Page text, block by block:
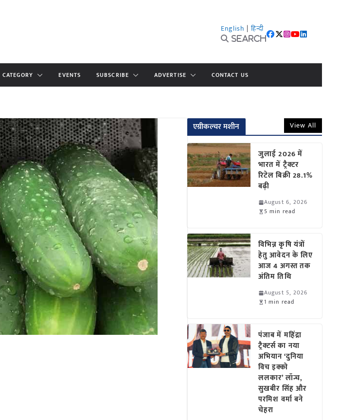
English | हिन्दी
Search
CATEGORY EVENTS SUBSCRIBE ADVERTISE CONTACT US
एग्रीकल्चर मशीन View All
जुलाई 2026 में
भारत में ट्रैक्टर
रिटेल बिक्री 28.1%
बढ़ी
August 6, 2026
5 min read
विभिन्न कृषि यंत्रों
हेतु आवेदन के लिए
आज 4 अगस्त तक
अंतिम तिथि
August 5, 2026
1 min read
पंजाब में महिंद्रा
ट्रैक्टर्स का नया
अभियान ‘दुनिया
विच इक्को
ललकार’ लॉन्च,
सुखबीर सिंह और
परमिश वर्मा बने
चेहरा